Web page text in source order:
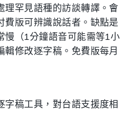
理罕見語種的訪談轉譯。會
費版可辨識說話者。缺點是
慢（1分鐘語音可能需等1小
輯修改逐字稿。免費版每月
字稿工具，對台語支援度相